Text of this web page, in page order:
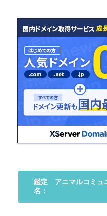
鑑定
名：
アニマルコミュ